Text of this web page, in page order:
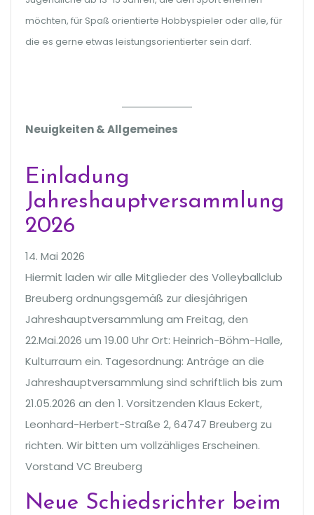
möchten, für Spaß orientierte Hobbyspieler oder alle, für
die es gerne etwas leistungsorientierter sein darf.
Neuigkeiten & Allgemeines
Einladung
Jahreshauptversammlung
2026
14. Mai 2026
Hiermit laden wir alle Mitglieder des Volleyballclub
Breuberg ordnungsgemäß zur diesjährigen
Jahreshauptversammlung am Freitag, den
22.Mai.2026 um 19.00 Uhr Ort: Heinrich-Böhm-Halle,
Kulturraum ein. Tagesordnung: Anträge an die
Jahreshauptversammlung sind schriftlich bis zum
21.05.2026 an den 1. Vorsitzenden Klaus Eckert,
Leonhard-Herbert-Straße 2, 64747 Breuberg zu
richten. Wir bitten um vollzähliges Erscheinen.
Vorstand VC Breuberg
Neue Schiedsrichter beim